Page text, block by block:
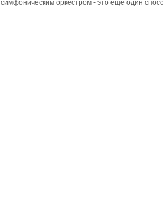
симфоническим оркестром - это еще один